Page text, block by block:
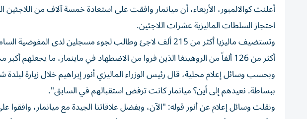
أعلنت كوالالمبور، الأربعاء، أن ميانمار وافقت على استعادة خمسة آلاف من اللاجئين
احتجاز السلطات الماليزية عشرات اللاجئين.
وتستضيف ماليزيا أكثر من 215 ألف لاجئ وطالب لجوء مسجلين لدى
أكثر من 126 ألفاً من الروهينغا الذين فروا من الاضطهاد في ماينمار، ما يجعلهم أكبر مجموعة لاجئين في ماليزيا.
وبحسب وسائل إعلام محلية، قال رئيس الوزراء الماليزي أنور إبراهيم خلال زيارة
ببساطة. نعيدهم إلى أين؟ ميانمار كانت ترفض استقبالهم في السابق".
ونقلت وسائل إعلام عن أنور قوله: "الآن، وبفضل علاقاتنا الجيدة مع ميانمار،